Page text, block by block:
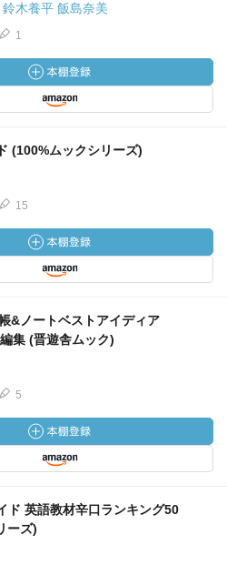
木養平 飯島奈美
1
(100%ムックシリーズ)
15
&ノートベストアイディア
集 (晋遊舎ムック)
5
ド 英語教材辛口ランキング50
ーズ)